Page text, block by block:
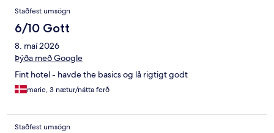
Staðfest umsögn
6/10 Gott
8. maí 2026
Þýða með Google
Fint hotel - havde the basics og lå rigtigt godt
marie, 3 nætur/nátta ferð
Staðfest umsögn